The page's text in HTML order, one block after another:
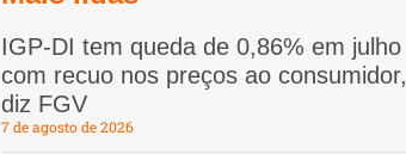
IGP-DI tem queda de 0,86% em julho
com recuo nos preços ao consumidor,
diz FGV
7 de agosto de 2026